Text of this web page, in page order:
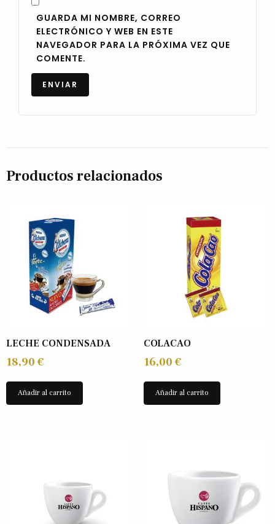
GUARDA MI NOMBRE, CORREO
ELECTRÓNICO Y WEB EN ESTE
NAVEGADOR PARA LA PRÓXIMA VEZ QUE
COMENTE.
Productos relacionados
LECHE CONDENSADA
18,90 €
Añadir al carrito
COLACAO
16,00 €
Añadir al carrito